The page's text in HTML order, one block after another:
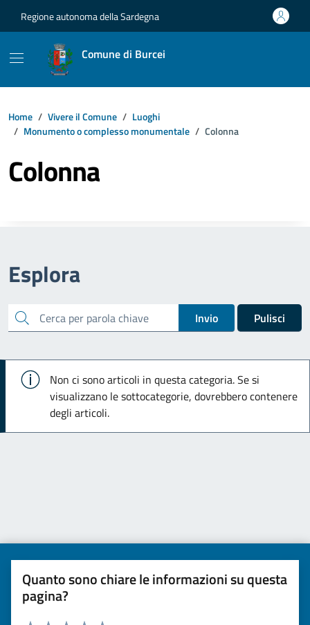
Regione autonoma della Sardegna
Comune di Burcei
Home Vivere il Comune
Luoghi
Monumento o complesso monumentale
Colonna
Colonna
Esplora
cerca Invio Pulisci
Info
Non ci sono articoli in questa categoria. Se si
visualizzano le sottocategorie, dovrebbero contenere
degli articoli.
Quanto sono chiare le informazioni su questa
pagina?